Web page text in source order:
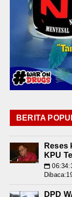
BERITA
Reses
KPU
📅
DPD